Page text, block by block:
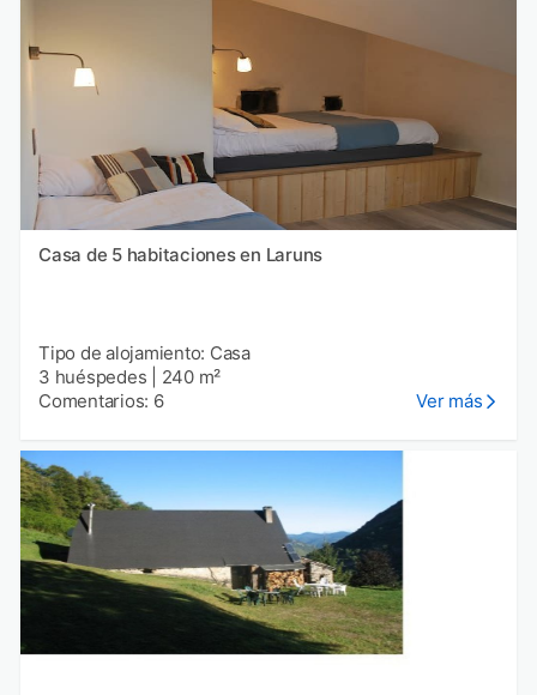
Casa de 5 habitaciones en Laruns
Tipo de alojamiento: Casa
3 huéspedes
240 m²
Comentarios: 6
Ver más